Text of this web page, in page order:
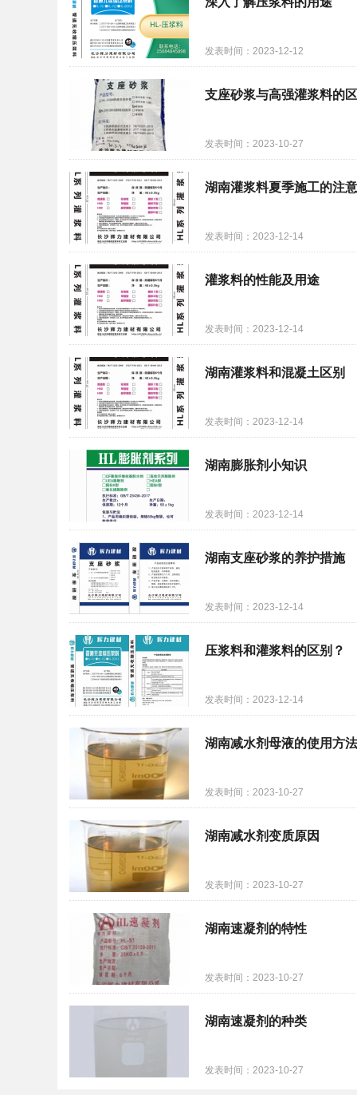
发表时间：2023-12-12
支座砂浆与高强灌浆料的
发表时间：2023-10-27
湖南灌浆料夏季施工的注
发表时间：2023-12-14
灌浆料的性能及用途
发表时间：2023-12-14
湖南灌浆料和混凝土区别
发表时间：2023-12-14
湖南膨胀剂小知识
发表时间：2023-12-14
湖南支座砂浆的养护措施
发表时间：2023-12-14
压浆料和灌浆料的区别？
发表时间：2023-12-14
湖南减水剂母液的使用方法
发表时间：2023-10-27
湖南减水剂变质原因
发表时间：2023-10-27
湖南速凝剂的特性
发表时间：2023-10-27
湖南速凝剂的种类
发表时间：2023-10-27